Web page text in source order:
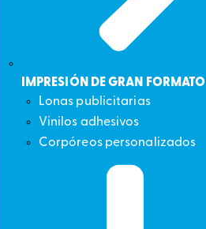
IMPRESIÓN DE GRAN FORMATO
Lonas publicitarias
Vinilos adhesivos
Corpóreos personalizados